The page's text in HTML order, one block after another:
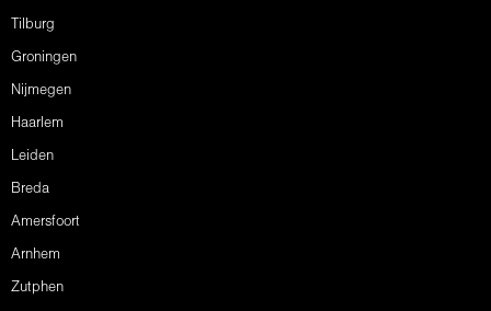
Tilburg
Groningen
Nijmegen
Haarlem
Leiden
Breda
Amersfoort
Arnhem
Zutphen